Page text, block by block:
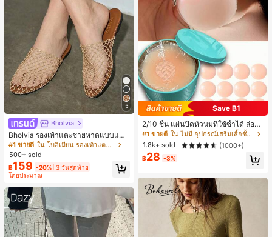
5
Bholvia
Bholvia รองเท้าแตะชายหาดแบบแบน
สบาย ๆ ลายฉลุมาใหม่สำหรับผู้หญิง
#1 ขายดี
ใน โบฮีเมียน รองเท้าแตะผู้หญิง
500+ sold
฿159 -20% 3 วันสุดท้าย
โดยประมาณ
Save ฿1
2/10 ชิ้น แผ่นปิดหัวนมที่ใช้ซ้ำได้ ล่องห
น ไร้รอยต่อ & ไม่ลื่น เหมาะสำหรับโอก
าสต่างๆ สิ่งจำเป็นสำหรับฤดูร้อน
#1 ขายดี
ใน ไม่มี อุปกรณ์เสริมเสื้อชั้นในผู้หญิง
1.8k+ sold
(1000+)
฿28 -3%